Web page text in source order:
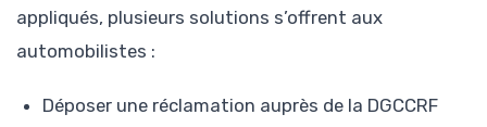
appliqués, plusieurs solutions s’offrent aux
automobilistes :
Déposer une réclamation auprès de la DGCCRF